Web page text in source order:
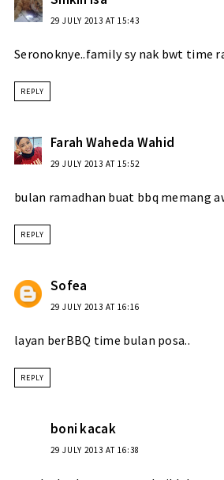
29 JULY 2013 AT 15:43
Seronoknye..family sy nak bwt time
REPLY
Farah Waheda Wahid
29 JULY 2013 AT 15:52
bulan ramadhan buat bbq memang
REPLY
Sofea
29 JULY 2013 AT 16:16
layan berBBQ time bulan posa..
REPLY
boni kacak
29 JULY 2013 AT 16:38